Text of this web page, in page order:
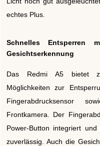
echtes Plus.
Schnelles Entsperren
Gesichtserkennung
Das Redmi A5 bietet
Möglichkeiten zur
Fingerabdrucksensor
Frontkamera. Der
Power-Button integriert
zuverlässig. Auch die